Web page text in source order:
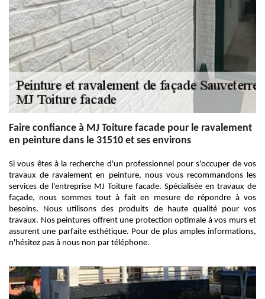
Faire confiance à MJ Toiture facade pour le ravalement
en peinture dans le 31510 et ses environs
Si vous êtes à la recherche d'un professionnel pour s'occuper de vos
travaux de ravalement en peinture, nous vous recommandons les
services de l'entreprise MJ Toiture facade. Spécialisée en travaux de
façade, nous sommes tout à fait en mesure de répondre à vos
besoins. Nous utilisons des produits de haute qualité pour vos
travaux. Nos peintures offrent une protection optimale à vos murs et
assurent une parfaite esthétique. Pour de plus amples informations,
n'hésitez pas à nous non par téléphone.